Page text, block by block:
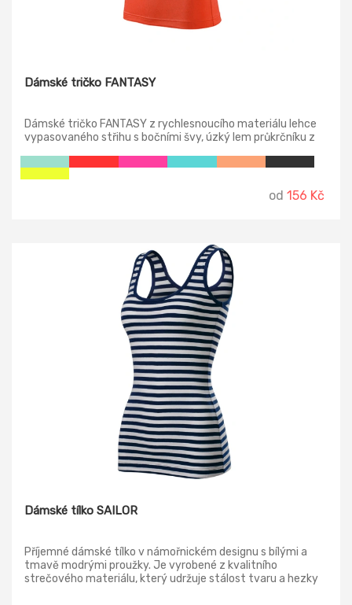
Dámské tričko FANTASY
Dámské tričko FANTASY z rychlesnoucího materiálu lehce
vypasovaného střihu s bočními švy, úzký lem průkrčníku z
páskou.
od 156 Kč
Dámské tílko SAILOR
Příjemné dámské tílko v námořnickém designu s bílými a
tmavě modrými proužky. Je vyrobené z kvalitního
strečového materiálu, který udržuje stálost tvaru a hezky